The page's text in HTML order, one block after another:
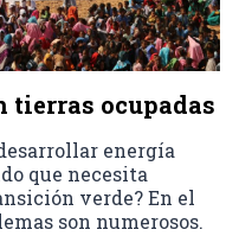
tierras ocupadas
energía
que necesita
verde? En el
son numerosos.